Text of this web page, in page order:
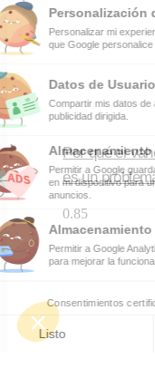
Por qué el
es un
Leer Mas